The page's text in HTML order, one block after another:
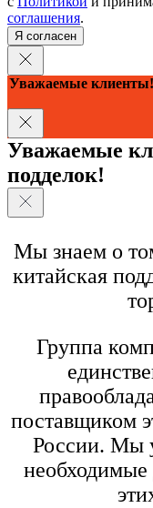
соглашения.
Я согласен
Уважаемые клиенты!
Уважаемые
подделок!
Мы знаем о
китайская
Группа
поставщиком
России. Мы
необходимые